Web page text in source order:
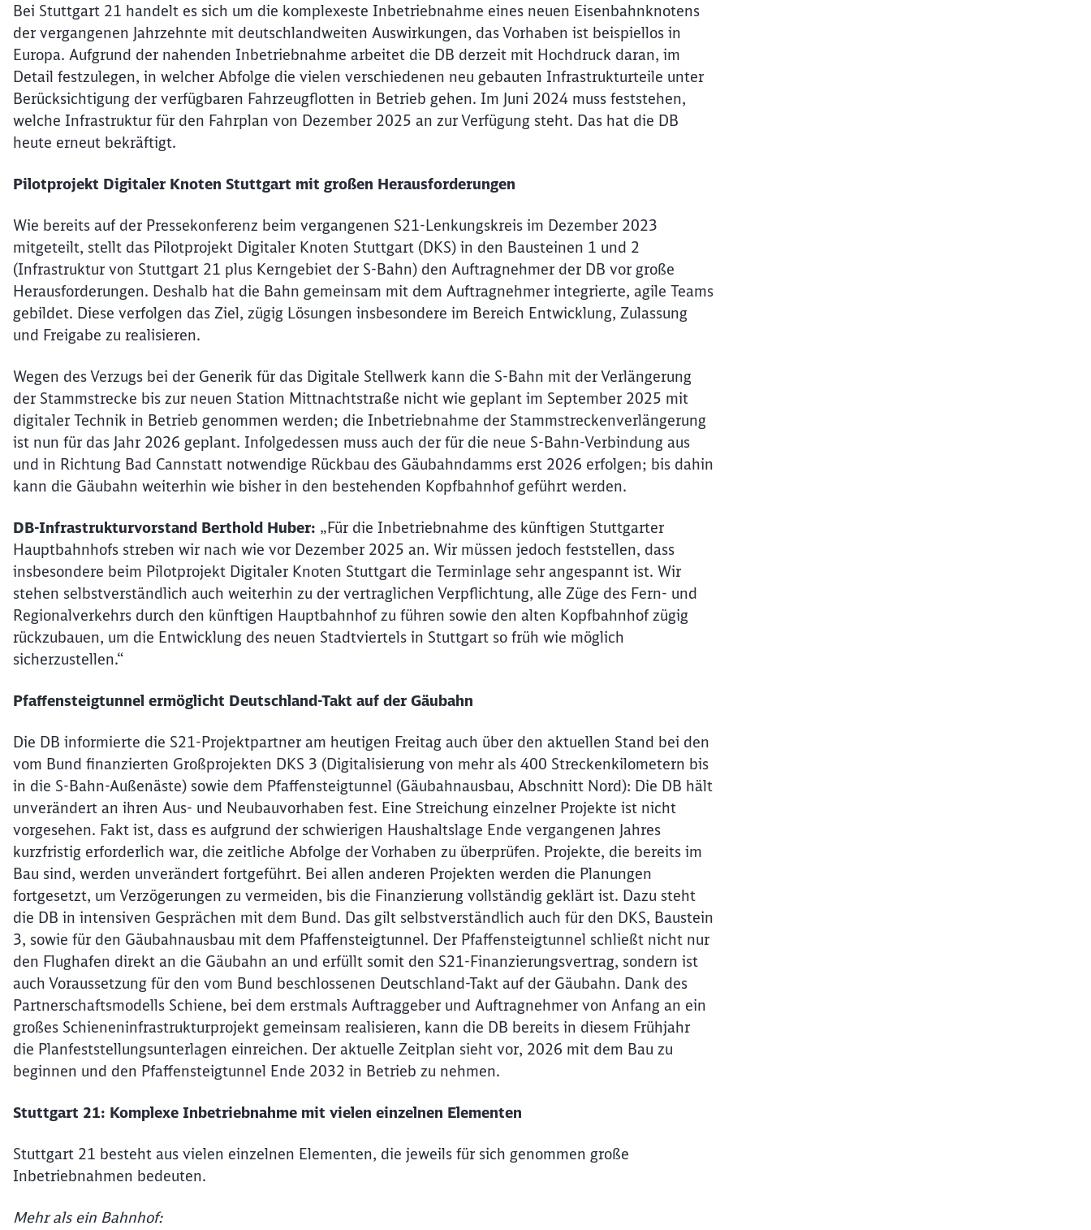
Bei Stuttgart 21 handelt es sich um die komplexeste Inbetriebnahme eines neuen Eisenbahnknotens
der vergangenen Jahrzehnte mit deutschlandweiten Auswirkungen, das Vorhaben ist beispiellos in
Europa. Aufgrund der nahenden Inbetriebnahme arbeitet die DB derzeit mit Hochdruck daran, im
Detail festzulegen, in welcher Abfolge die vielen verschiedenen neu gebauten Infrastrukturteile unter
Berücksichtigung der verfügbaren Fahrzeugflotten in Betrieb gehen. Im Juni 2024 muss feststehen,
welche Infrastruktur für den Fahrplan von Dezember 2025 an zur Verfügung steht. Das hat die DB
heute erneut bekräftigt.
Pilotprojekt Digitaler Knoten Stuttgart mit großen Herausforderungen
Wie bereits auf der Pressekonferenz beim vergangenen S21-Lenkungskreis im Dezember 2023
mitgeteilt, stellt das Pilotprojekt Digitaler Knoten Stuttgart (DKS) in den Bausteinen 1 und 2
(Infrastruktur von Stuttgart 21 plus Kerngebiet der S-Bahn) den Auftragnehmer der DB vor große
Herausforderungen. Deshalb hat die Bahn gemeinsam mit dem Auftragnehmer integrierte, agile Teams
gebildet. Diese verfolgen das Ziel, zügig Lösungen insbesondere im Bereich Entwicklung, Zulassung
und Freigabe zu realisieren.
Wegen des Verzugs bei der Generik für das Digitale Stellwerk kann die S-Bahn mit der Verlängerung
der Stammstrecke bis zur neuen Station Mittnachtstraße nicht wie geplant im September 2025 mit
digitaler Technik in Betrieb genommen werden; die Inbetriebnahme der Stammstreckenverlängerung
ist nun für das Jahr 2026 geplant. Infolgedessen muss auch der für die neue S-Bahn-Verbindung aus
und in Richtung Bad Cannstatt notwendige Rückbau des Gäubahndamms erst 2026 erfolgen; bis dahin
kann die Gäubahn weiterhin wie bisher in den bestehenden Kopfbahnhof geführt werden.
DB-Infrastrukturvorstand Berthold Huber: „Für die Inbetriebnahme des künftigen Stuttgarter
Hauptbahnhofs streben wir nach wie vor Dezember 2025 an. Wir müssen jedoch feststellen, dass
insbesondere beim Pilotprojekt Digitaler Knoten Stuttgart die Terminlage sehr angespannt ist. Wir
stehen selbstverständlich auch weiterhin zu der vertraglichen Verpflichtung, alle Züge des Fern- und
Regionalverkehrs durch den künftigen Hauptbahnhof zu führen sowie den alten Kopfbahnhof zügig
rückzubauen, um die Entwicklung des neuen Stadtviertels in Stuttgart so früh wie möglich
sicherzustellen.“
Pfaffensteigtunnel ermöglicht Deutschland-Takt auf der Gäubahn
Die DB informierte die S21-Projektpartner am heutigen Freitag auch über den aktuellen Stand bei den
vom Bund finanzierten Großprojekten DKS 3 (Digitalisierung von mehr als 400 Streckenkilometern bis
in die S-Bahn-Außenäste) sowie dem Pfaffensteigtunnel (Gäubahnausbau, Abschnitt Nord): Die DB hält
unverändert an ihren Aus- und Neubauvorhaben fest. Eine Streichung einzelner Projekte ist nicht
vorgesehen. Fakt ist, dass es aufgrund der schwierigen Haushaltslage Ende vergangenen Jahres
kurzfristig erforderlich war, die zeitliche Abfolge der Vorhaben zu überprüfen. Projekte, die bereits im
Bau sind, werden unverändert fortgeführt. Bei allen anderen Projekten werden die Planungen
fortgesetzt, um Verzögerungen zu vermeiden, bis die Finanzierung vollständig geklärt ist. Dazu steht
die DB in intensiven Gesprächen mit dem Bund. Das gilt selbstverständlich auch für den DKS, Baustein
3, sowie für den Gäubahnausbau mit dem Pfaffensteigtunnel. Der Pfaffensteigtunnel schließt nicht nur
den Flughafen direkt an die Gäubahn an und erfüllt somit den S21-Finanzierungsvertrag, sondern ist
auch Voraussetzung für den vom Bund beschlossenen Deutschland-Takt auf der Gäubahn. Dank des
Partnerschaftsmodells Schiene, bei dem erstmals Auftraggeber und Auftragnehmer von Anfang an ein
großes Schieneninfrastrukturprojekt gemeinsam realisieren, kann die DB bereits in diesem Frühjahr
die Planfeststellungsunterlagen einreichen. Der aktuelle Zeitplan sieht vor, 2026 mit dem Bau zu
beginnen und den Pfaffensteigtunnel Ende 2032 in Betrieb zu nehmen.
Stuttgart 21: Komplexe Inbetriebnahme mit vielen einzelnen Elementen
Stuttgart 21 besteht aus vielen einzelnen Elementen, die jeweils für sich genommen große
Inbetriebnahmen bedeuten.
Mehr als ein Bahnhof:
Möchten Sie zu weitergeleitet werden?